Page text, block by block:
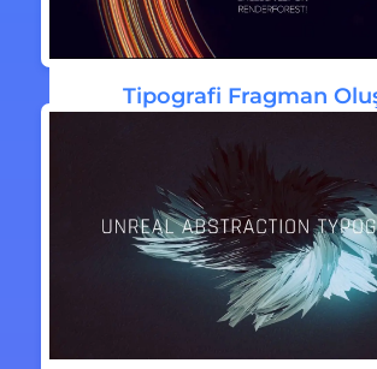
Tipografi Fragman